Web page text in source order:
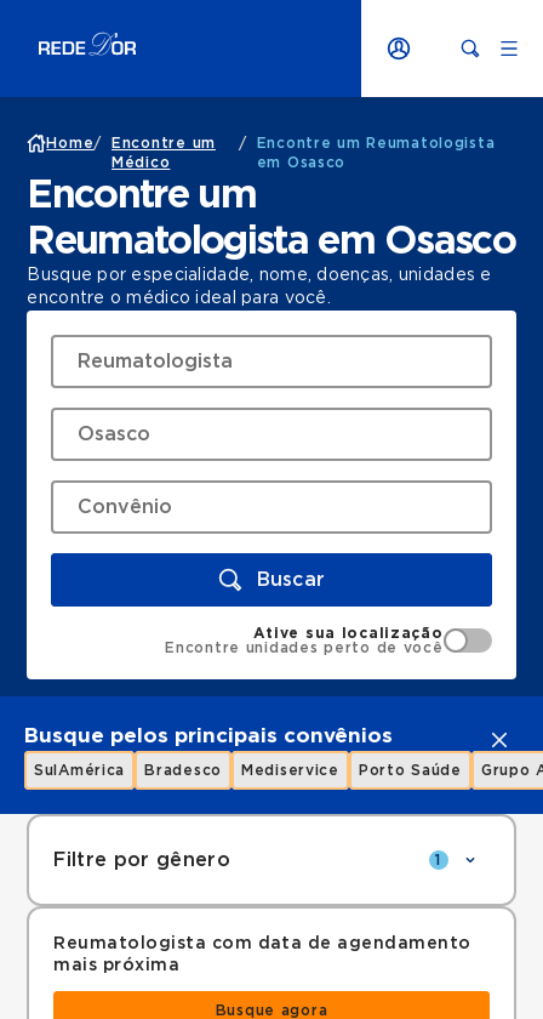
Home/
Encontre um
Médico
/
Encontre um Reumatologista
em Osasco
Encontre um
Reumatologista em Osasco
Busque por especialidade, nome, doenças, unidades e
encontre o médico ideal para você.
Buscar
Ative sua localização
Encontre unidades perto de você
Busque pelos principais convênios
SulAmérica Bradesco Mediservice Porto Saúde Grupo
Filtre por gênero 1
Reumatologista com data de agendamento
mais próxima
Busque agora